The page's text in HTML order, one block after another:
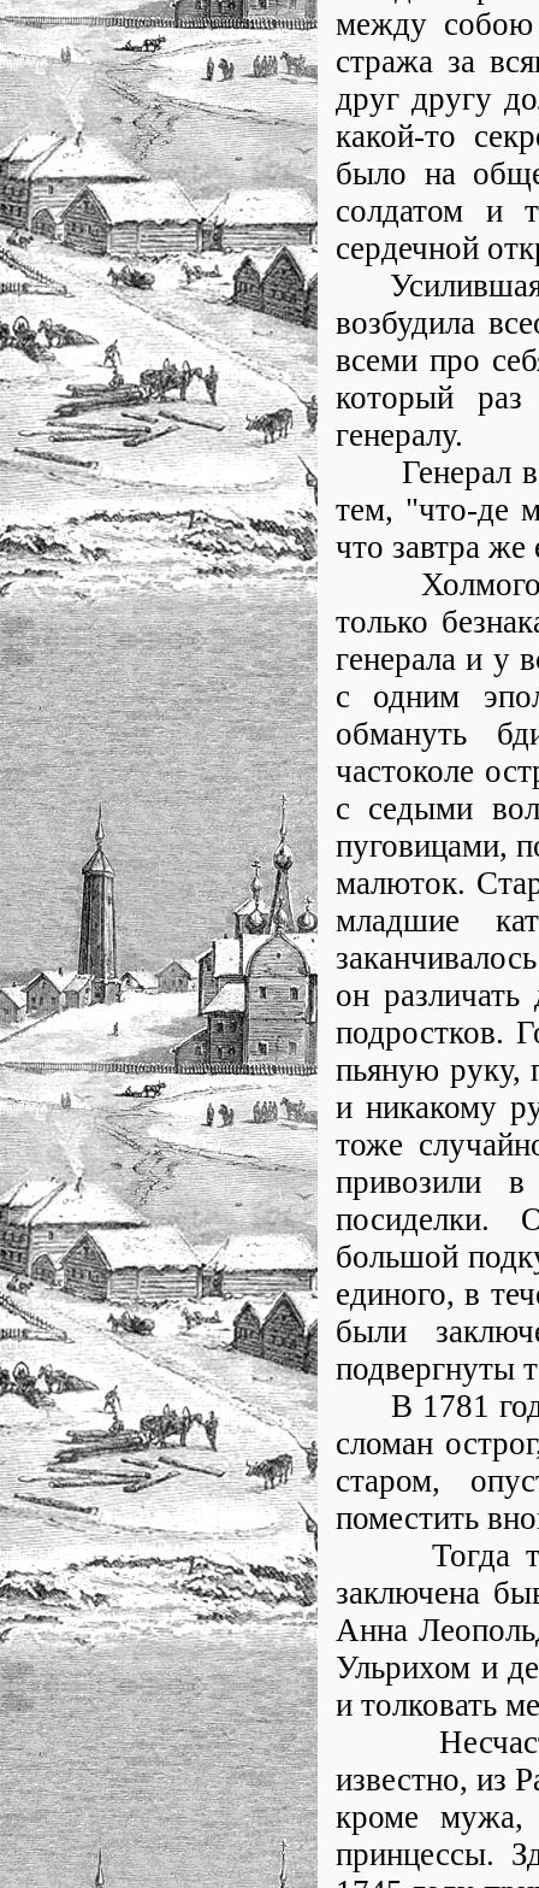
между собою
стража за
друг другу
какой-то
было на
солдатом и
сердечной
возбудила
всеми про
который раз
генералу.
Генерал
тем, "что-де
что завтра
только
генерала и у
с одним
обмануть
частоколе
с седыми
пуговицами,
малюток.
младшие
он
подростков.
пьяную руку,
и никакому
тоже
привозили
посиделки.
большой
единого, в
были
подвергнуты
В 1781
сломан
старом,
поместить
Тогда
заключена
Анна
Ульрихом и
и толковать
известно, из
кроме мужа,
принцессы.